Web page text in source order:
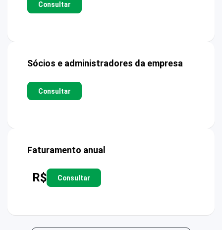
Consultar
Sócios e administradores da empresa
Consultar
Faturamento anual
R$ Consultar